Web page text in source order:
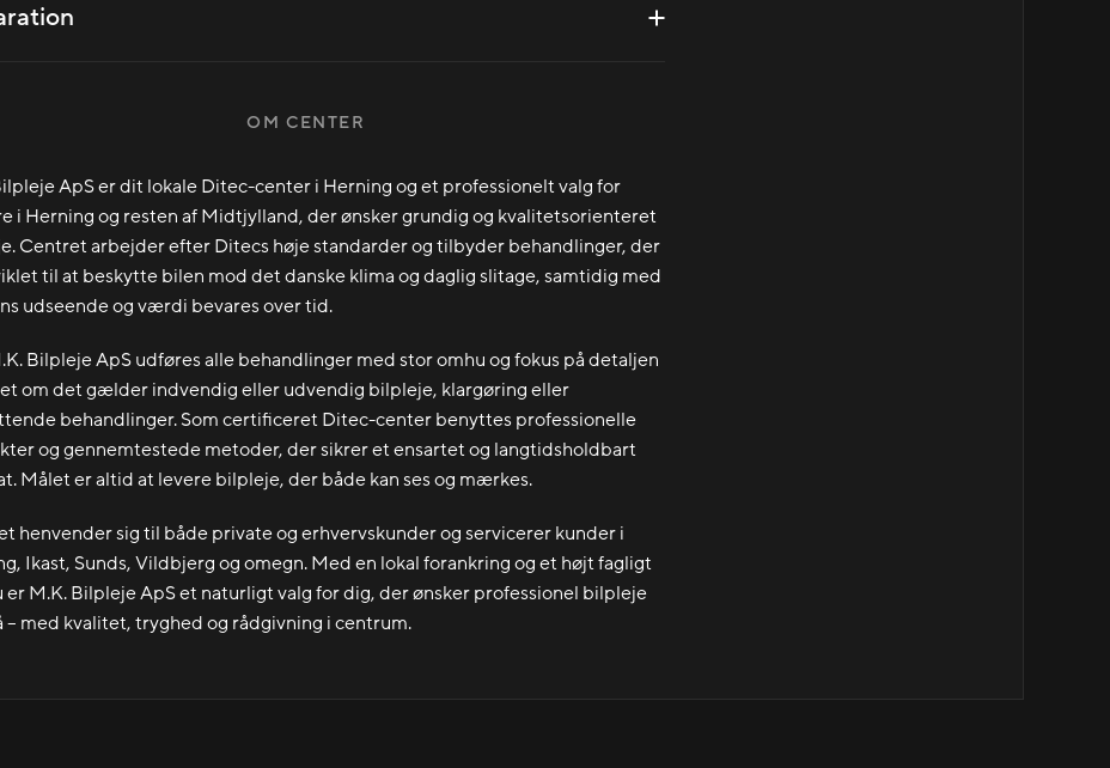
OM CENTER
ApS er dit lokale Ditec-center i Herning og et professionelt valg for
i Herning og resten af Midtjylland, der ønsker grundig og kvalitetsorienteret
Centret arbejder efter Ditecs høje standarder og tilbyder behandlinger, der
til at beskytte bilen mod det danske klima og daglig slitage, samtidig med
udseende og værdi bevares over tid.
Bilpleje ApS udføres alle behandlinger med stor omhu og fokus på detaljen
om det gælder indvendig eller udvendig bilpleje, klargøring eller
behandlinger. Som certificeret Ditec-center benyttes professionelle
og gennemtestede metoder, der sikrer et ensartet og langtidsholdbart
Målet er altid at levere bilpleje, der både kan ses og mærkes.
henvender sig til både private og erhvervskunder og servicerer kunder i
Ikast, Sunds, Vildbjerg og omegn. Med en lokal forankring og et højt fagligt
er M.K. Bilpleje ApS et naturligt valg for dig, der ønsker professionel bilpleje
med kvalitet, tryghed og rådgivning i centrum.